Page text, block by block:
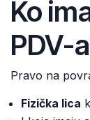
Ko
PDV-
Pravo na
Fizička lica